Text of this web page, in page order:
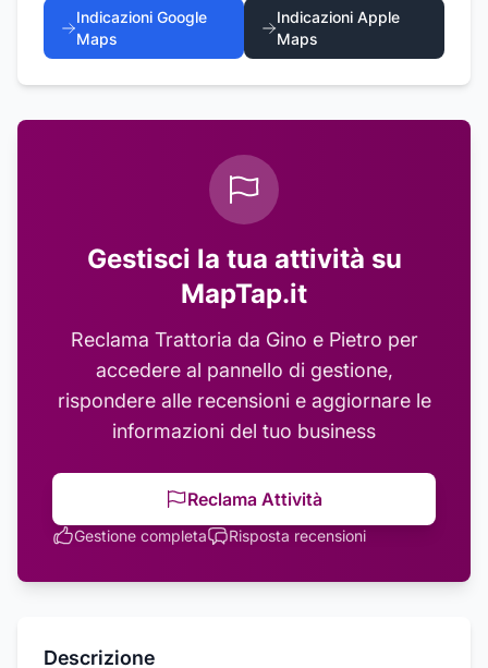
Indicazioni Google
Maps
Indicazioni Apple
Maps
Gestisci la tua attività su
MapTap.it
Reclama Trattoria da Gino e Pietro per
accedere al pannello di gestione,
rispondere alle recensioni e aggiornare le
informazioni del tuo business
Reclama Attività
Gestione completa Risposta recensioni
Descrizione